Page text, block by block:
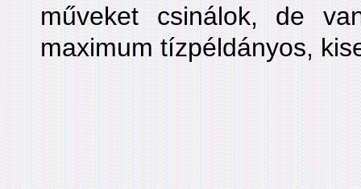
műveket csinálok, de
maximum tízpéldányos,